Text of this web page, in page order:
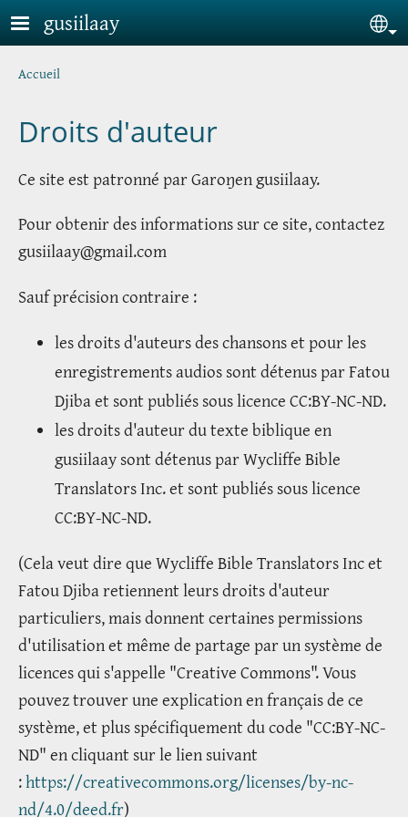
Skip to main content
gusiilaay
Breadcrumb
Accueil
Droits d'auteur
Ce site est patronné par Garoŋen gusiilaay.
Pour obtenir des informations sur ce site, contactez
gusiilaay@gmail.com
Sauf précision contraire :
les droits d'auteurs des chansons et pour les
enregistrements audios sont détenus par Fatou
Djiba et sont publiés sous licence CC:BY-NC-ND.
les droits d'auteur du texte biblique en
gusiilaay sont détenus par Wycliffe Bible
Translators Inc. et sont publiés sous licence
CC:BY-NC-ND.
(Cela veut dire que Wycliffe Bible Translators Inc et
Fatou Djiba retiennent leurs droits d'auteur
particuliers, mais donnent certaines permissions
d'utilisation et même de partage par un système de
licences qui s'appelle "Creative Commons". Vous
pouvez trouver une explication en français de ce
système, et plus spécifiquement du code "CC:BY-NC-
ND" en cliquant sur le lien suivant
:https://creativecommons.org/licenses/by-nc-
nd/4.0/deed.fr)